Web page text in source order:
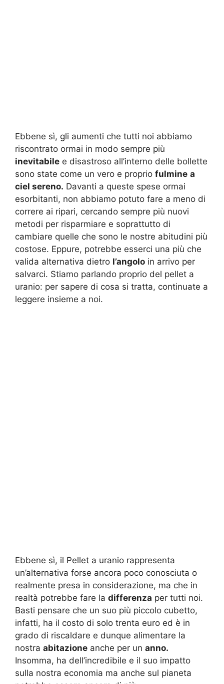
Ebbene sì, gli aumenti che tutti noi abbiamo
riscontrato ormai in modo sempre più
inevitabile e disastroso all’interno delle bollette
sono state come un vero e proprio fulmine a
ciel sereno. Davanti a queste spese ormai
esorbitanti, non abbiamo potuto fare a meno di
correre ai ripari, cercando sempre più nuovi
metodi per risparmiare e soprattutto di
cambiare quelle che sono le nostre abitudini più
costose. Eppure, potrebbe esserci una più che
valida alternativa dietro l’angolo in arrivo per
salvarci. Stiamo parlando proprio del pellet a
uranio: per sapere di cosa si tratta, continuate a
leggere insieme a noi.
Ebbene sì, il Pellet a uranio rappresenta
un’alternativa forse ancora poco conosciuta o
realmente presa in considerazione, ma che in
realtà potrebbe fare la differenza per tutti noi.
Basti pensare che un suo più piccolo cubetto,
infatti, ha il costo di solo trenta euro ed è in
grado di riscaldare e dunque alimentare la
nostra abitazione anche per un anno.
Insomma, ha dell’incredibile e il suo impatto
sulla nostra economia ma anche sul pianeta